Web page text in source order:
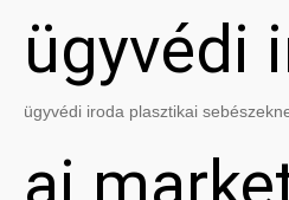
ügyvédi
ügyvédi iroda plasztikai
ai